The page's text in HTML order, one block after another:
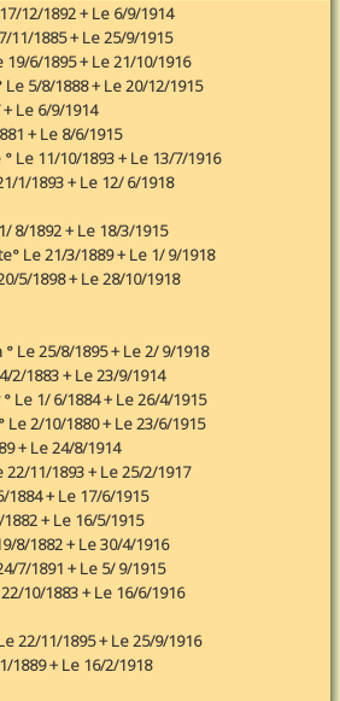
12/1892 + Le 6/9/1914
11/1885 + Le 25/9/1915
19/6/1895 + Le 21/10/1916
Le 5/8/1888 + Le 20/12/1915
+ Le 6/9/1914
+ Le 8/6/1915
Le 11/10/1893 + Le 13/7/1916
1/1893 + Le 12/ 6/1918
8/1892 + Le 18/3/1915
Le 21/3/1889 + Le 1/ 9/1918
5/1898 + Le 28/10/1918
Le 25/8/1895 + Le 2/ 9/1918
2/1883 + Le 23/9/1914
Le 1/ 6/1884 + Le 26/4/1915
Le 2/10/1880 + Le 23/6/1915
+ Le 24/8/1914
22/11/1893 + Le 25/2/1917
1884 + Le 17/6/1915
+ Le 16/5/1915
8/1882 + Le 30/4/1916
7/1891 + Le 5/ 9/1915
10/1883 + Le 16/6/1916
22/11/1895 + Le 25/9/1916
1889 + Le 16/2/1918